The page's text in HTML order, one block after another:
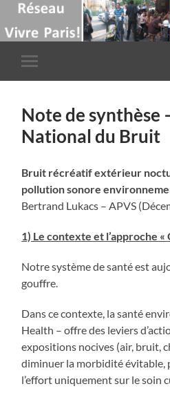
Toggle
mobile
Note de synthèse
National du Bruit
Bruit récréatif extérieur
pollution sonore
Bertrand Lukacs – APVS
1) Le contexte et l’approche «
Notre système de santé est
gouffre.
Dans ce contexte, la santé
Health – offre des leviers
expositions nocives (air, bruit,
diminuer la morbidité évitable,
l’effort uniquement sur le soin